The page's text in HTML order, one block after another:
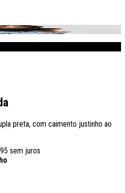
preta, com caimento justinho ao
sem juros